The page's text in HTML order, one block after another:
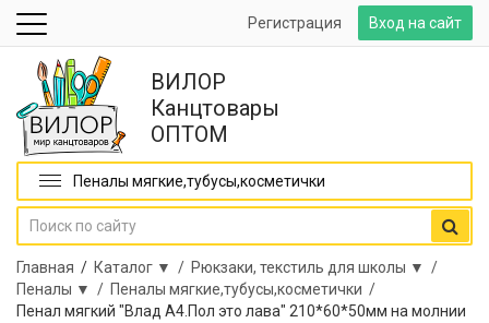
Вход на сайт
Регистрация
ВИЛОР
Канцтовары
ОПТОМ
Пеналы мягкие,тубусы,косметички
Главная / Каталог ▼ / Рюкзаки, текстиль для школы ▼ /
Пеналы ▼ / Пеналы мягкие,тубусы,косметички /
Пенал мягкий "Влад А4.Пол это лава" 210*60*50мм на молнии